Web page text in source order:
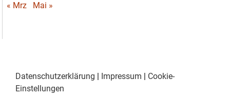
« Mrz
Mai »
Datenschutzerklärung Impressum
Cookie-
Einstellungen